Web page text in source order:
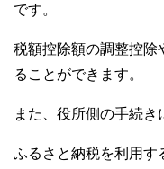
です。
税額控除額の調整控除
ることができます。
また、役所側の手続き
ふるさと納税を利用す